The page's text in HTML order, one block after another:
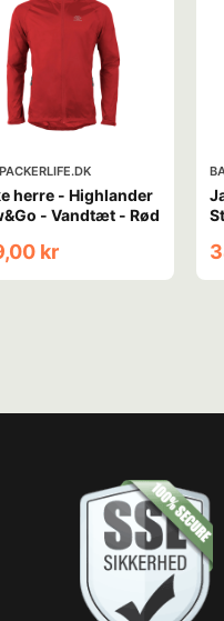
herre - Highlander
- Vandtæt - Rød
kr